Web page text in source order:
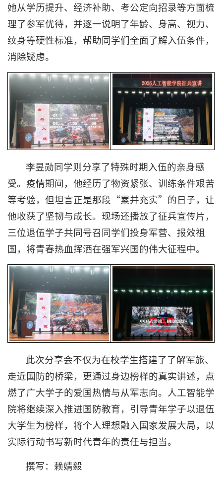
她从学历提升、经济补助、考公定向招录等方面梳
理了参军优待，并逐一说明了年龄、身高、视力、
纹身等硬性标准，帮助同学们全面了解入伍条件，
消除疑虑。
李昱勋同学则分享了特殊时期入伍的亲身感
受。疫情期间，他经历了物资紧张、训练条件艰苦
等考验，但坦言正是那段“累并充实”的日子，让
他收获了坚韧与成长。现场还播放了征兵宣传片，
三位退伍学子共同号召同学们投身军营、报效祖
国，将青春热血挥洒在强军兴国的伟大征程中。
此次分享会不仅为在校学生搭建了了解军旅、
走近国防的桥梁，更通过身边榜样的真实讲述，点
燃了广大学子的爱国热情与从军志向。人工智能学
院将继续深入推进国防教育，引导青年学子以退伍
大学生为榜样，将个人理想融入国家发展大局，以
实际行动书写新时代青年的责任与担当。
撰写：赖婧毅